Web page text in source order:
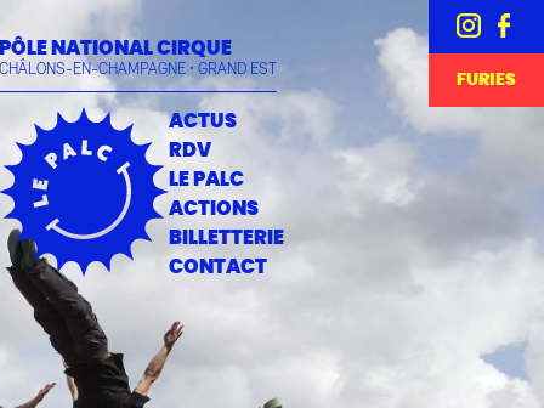
PÔLE NATIONAL CIRQUE
CHÂLONS-EN-CHAMPAGNE • GRAND EST
ACTUS
RDV
LE PALC
ACTIONS
BILLETTERIE
CONTACT
FURIES